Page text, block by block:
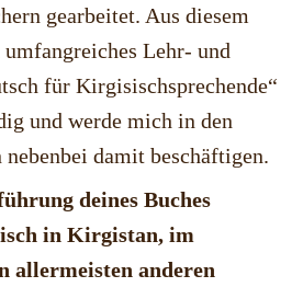
gearbeitet. Aus diesem
Lehr- und
für Kirgisischsprechende“
und werde mich in den
nebenbei damit beschäftigen.
deines Buches
in Kirgistan, im
allermeisten anderen